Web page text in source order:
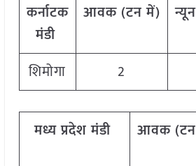
कर्नाटक
मंडी
आवक(टनमें)
शिमोगा
2
मध्य प्रदेशमंडी आवक(टन